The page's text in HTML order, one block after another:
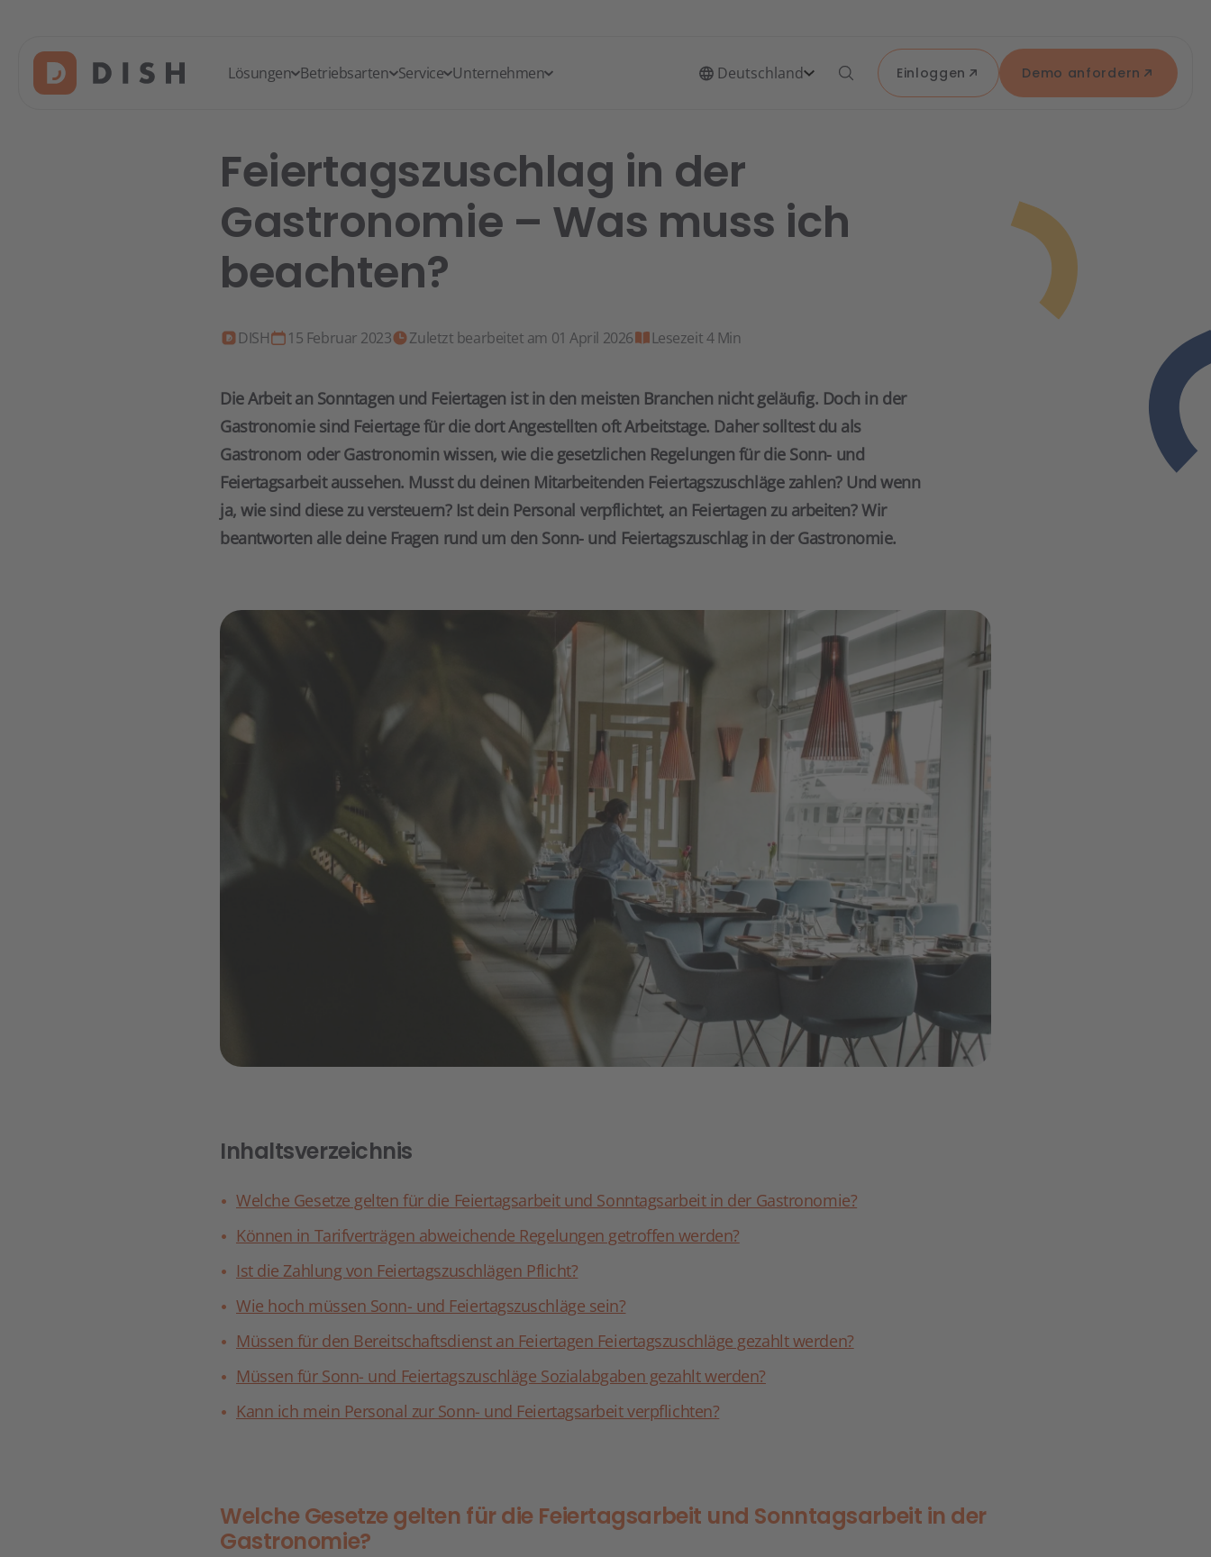
Lösungen Betriebsarten Service Unternehmen Deutschland Demo anfordern
Einloggen
Feiertagszuschlag in der
Gastronomie – Was muss ich
beachten?
DISH 15 Februar 2023 Zuletzt bearbeitet am 01 April 2026 Lesezeit 4 Min
Die Arbeit an Sonntagen und Feiertagen ist in den meisten Branchen nicht geläufig. Doch in der
Gastronomie sind Feiertage für die dort Angestellten oft Arbeitstage. Daher solltest du als
Gastronom oder Gastronomin wissen, wie die gesetzlichen Regelungen für die Sonn- und
Feiertagsarbeit aussehen. Musst du deinen Mitarbeitenden Feiertagszuschläge zahlen? Und wenn
ja, wie sind diese zu versteuern? Ist dein Personal verpflichtet, an Feiertagen zu arbeiten? Wir
beantworten alle deine Fragen rund um den Sonn- und Feiertagszuschlag in der Gastronomie.
Inhaltsverzeichnis
Welche Gesetze gelten für die Feiertagsarbeit und Sonntagsarbeit in der Gastronomie?
Können in Tarifverträgen abweichende Regelungen getroffen werden?
Ist die Zahlung von Feiertagszuschlägen Pflicht?
Wie hoch müssen Sonn- und Feiertagszuschläge sein?
Müssen für den Bereitschaftsdienst an Feiertagen Feiertagszuschläge gezahlt werden?
Müssen für Sonn- und Feiertagszuschläge Sozialabgaben gezahlt werden?
Kann ich mein Personal zur Sonn- und Feiertagsarbeit verpflichten?
Welche Gesetze gelten für die Feiertagsarbeit und Sonntagsarbeit in der
Gastronomie?